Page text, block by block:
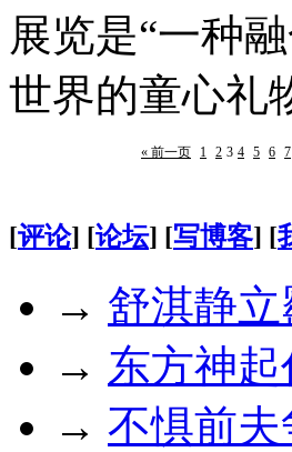
展览是“一种
世界的童心礼
« 前一页 1 2 3 4 5 6 7
编
[评论] [论坛] [写博客] [
→ 舒淇静
→ 东方神
→ 不惧前